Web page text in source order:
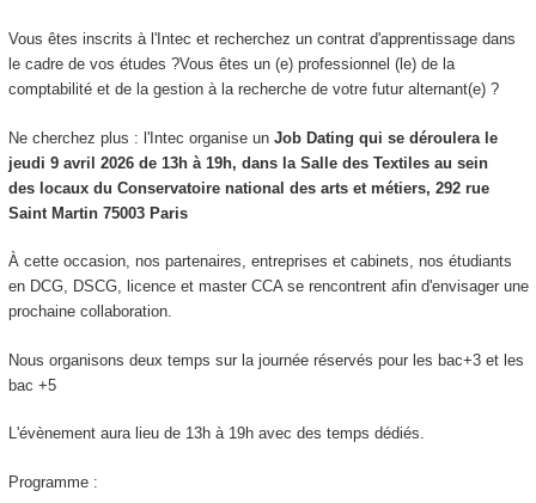
Vous êtes inscrits à l'Intec et recherchez un contrat d'apprentissage dans
le cadre de vos études ?Vous êtes un (e) professionnel (le) de la
comptabilité et de la gestion à la recherche de votre futur alternant(e) ?
Ne cherchez plus : l'Intec organise unJob Dating qui se déroulera le
jeudi 9 avril 2026 de 13h à 19h, dans la Salle des Textiles au sein
des locaux du Conservatoire national des arts et métiers, 292 rue
Saint Martin 75003 Paris
À cette occasion, nos partenaires, entreprises et cabinets, nos étudiants
en DCG, DSCG, licence et master CCA se rencontrent afin d'envisager une
prochaine collaboration.
Nous organisons deux temps sur la journée réservés pour les bac+3 et les
bac +5
L'évènement aura lieu de 13h à 19h avec des temps dédiés.
Programme :